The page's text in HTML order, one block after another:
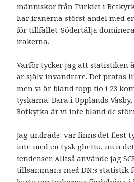
människor från Turkiet i
har iranerna störst andel med
för tillfället. Södertälja
irakerna.
Varför tycker jag att statistiken
är själv invandrare. Det pratas
men vi är bland topp tio i 23
tyskarna. Bara i Upplands
Botkyrka är vi inte bland de
Jag undrade: var finns det flest
inte med en tysk ghetto, men
tendenser. Alltså använde jag
tillsammans med DN:s statistik